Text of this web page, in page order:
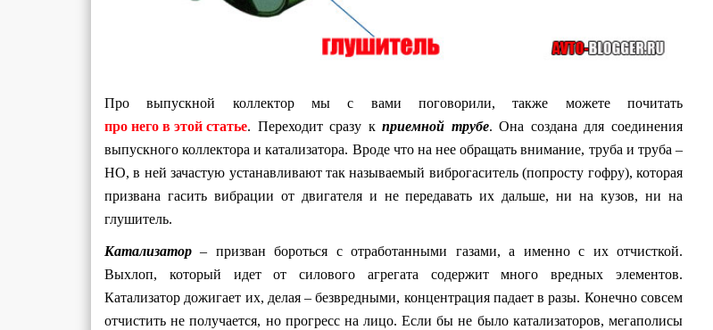
Про выпускной коллектор мы с вами поговорили, также можете почитать
про него в этой статье. Переходит сразу кприемной трубе. Она создана для соединения
выпускного коллектора и катализатора. Вроде что на нее обращать внимание, труба и труба –
НО, в ней зачастую устанавливают так называемый виброгаситель (попросту гофру), которая
призвана гасить вибрации от двигателя и не передавать их дальше, ни на кузов, ни на
глушитель.
Катализатор – призван бороться с отработанными газами, а именно с их отчисткой.
Выхлоп, который идет от силового агрегата содержит много вредных элементов.
Катализатор дожигает их, делая – безвредными, концентрация падает в разы. Конечно совсем
отчистить не получается, но прогресс на лицо. Если бы не было катализаторов, мегаполисы